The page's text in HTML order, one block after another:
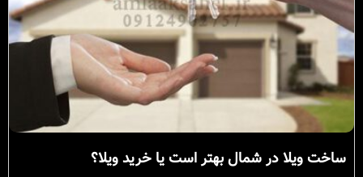
ساخت ویلا در شمال بهتر است یا خرید ویلا؟